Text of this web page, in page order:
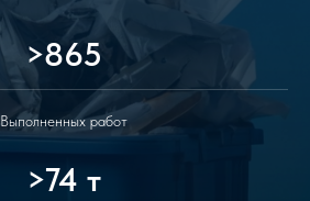
>865
Выполненных работ
>74 т